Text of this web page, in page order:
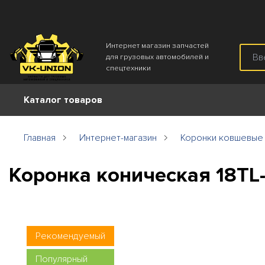
Интернет магазин запчастей
для грузовых автомобилей и
спецтехники
Каталог товаров
Главная Интернет-магазин Коронки ковшевые
Коронка коническая
Рекомендуемый
Популярный